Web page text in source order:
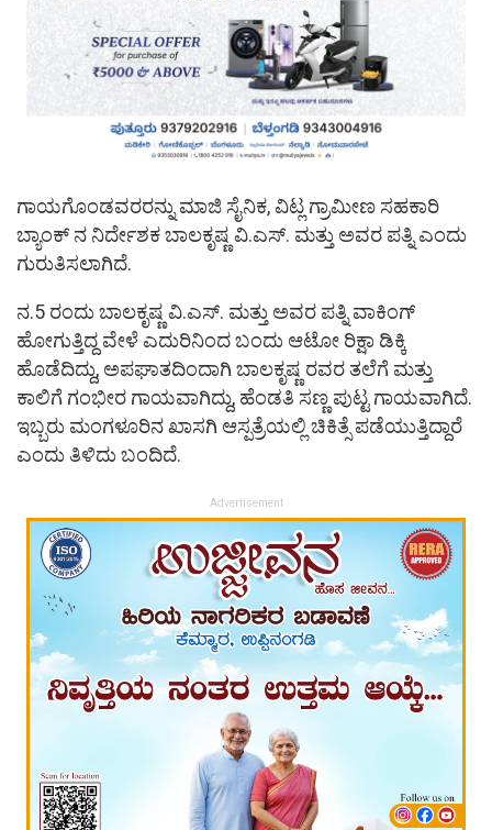
ಗಾಯಗೊಂಡವರರನ್ನು ಮಾಜಿ ಸೈನಿಕ, ವಿಟ್ಲ ಗ್ರಾಮೀಣ ಸಹಕಾರಿ
ಬ್ಯಾಂಕ್ ನ ನಿರ್ದೇಶಕ ಬಾಲಕೃಷ್ಣ ವಿ.ಎಸ್. ಮತ್ತು ಅವರ ಪತ್ನಿ ಎಂದು
ಗುರುತಿಸಲಾಗಿದೆ.
ನ.5 ರಂದು ಬಾಲಕೃಷ್ಣ ವಿ.ಎಸ್. ಮತ್ತು ಅವರ ಪತ್ನಿ ವಾಕಿಂಗ್
ಹೋಗುತ್ತಿದ್ದ ವೇಳೆ ಎದುರಿನಿಂದ ಬಂದು ಆಟೋ ರಿಕ್ಷಾ ಡಿಕ್ಕಿ
ಹೊಡೆದಿದ್ದು, ಅಪಘಾತದಿಂದಾಗಿ ಬಾಲಕೃಷ್ಣ ರವರ ತಲೆಗೆ ಮತ್ತು
ಕಾಲಿಗೆ ಗಂಭೀರ ಗಾಯವಾಗಿದ್ದು, ಹೆಂಡತಿ ಸಣ್ಣ ಪುಟ್ಟ ಗಾಯವಾಗಿದೆ.
ಇಬ್ಬರು ಮಂಗಳೂರಿನ ಖಾಸಗಿ ಆಸ್ಪತ್ರೆಯಲ್ಲಿ ಚಿಕಿತ್ಸೆ ಪಡೆಯುತ್ತಿದ್ದಾರೆ
ಎಂದು ತಿಳಿದು ಬಂದಿದೆ.
Advertisement